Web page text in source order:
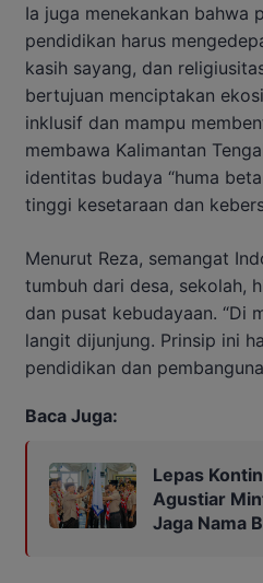
Ia juga menekankan bahwa
pendidikan harus
kasih sayang, dan
bertujuan menciptakan
inklusif dan mampu
membawa Kalimantan
identitas budaya “huma
tinggi kesetaraan dan
Menurut Reza, semangat
tumbuh dari desa, sekolah,
dan pusat kebudayaan. “Di
langit dijunjung. Prinsip ini
pendidikan dan
Baca Juga:
Lepas
Agustiar
Jaga Nama